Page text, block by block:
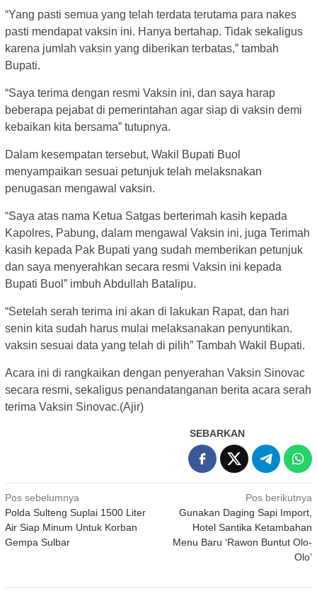
“Yang pasti semua yang telah terdata terutama para nakes
pasti mendapat vaksin ini. Hanya bertahap. Tidak sekaligus
karena jumlah vaksin yang diberikan terbatas,” tambah
Bupati.
“Saya terima dengan resmi Vaksin ini, dan saya harap
beberapa pejabat di pemerintahan agar siap di vaksin demi
kebaikan kita bersama” tutupnya.
Dalam kesempatan tersebut, Wakil Bupati Buol
menyampaikan sesuai petunjuk telah melaksnakan
penugasan mengawal vaksin.
“Saya atas nama Ketua Satgas berterimah kasih kepada
Kapolres, Pabung, dalam mengawal Vaksin ini, juga Terimah
kasih kepada Pak Bupati yang sudah memberikan petunjuk
dan saya menyerahkan secara resmi Vaksin ini kepada
Bupati Buol” imbuh Abdullah Batalipu.
“Setelah serah terima ini akan di lakukan Rapat, dan hari
senin kita sudah harus mulai melaksanakan penyuntikan.
vaksin sesuai data yang telah di pilih” Tambah Wakil Bupati.
Acara ini di rangkaikan dengan penyerahan Vaksin Sinovac
secara resmi, sekaligus penandatanganan berita acara serah
terima Vaksin Sinovac.(Ajir)
SEBARKAN
Navigasi
pos
Pos sebelumnya
Polda Sulteng Suplai 1500 Liter
Air Siap Minum Untuk Korban
Gempa Sulbar
Pos berikutnya
Gunakan Daging Sapi Import,
Hotel Santika Ketambahan
Menu Baru ‘Rawon Buntut Olo-
Olo’